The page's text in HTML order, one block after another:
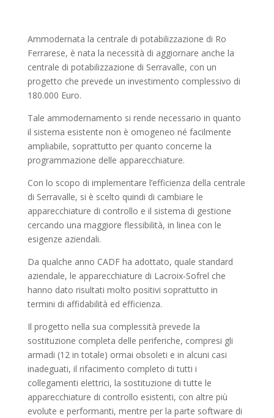
Ammodernata la centrale di potabilizzazione di Ro
Ferrarese, è nata la necessità di aggiornare anche la
centrale di potabilizzazione di Serravalle, con un
progetto che prevede un investimento complessivo di
180.000 Euro.
Tale ammodernamento si rende necessario in quanto
il sistema esistente non è omogeneo né facilmente
ampliabile, soprattutto per quanto concerne la
programmazione delle apparecchiature.
Con lo scopo di implementare l’efficienza della centrale
di Serravalle, si è scelto quindi di cambiare le
apparecchiature di controllo e il sistema di gestione
cercando una maggiore flessibilità, in linea con le
esigenze aziendali.
Da qualche anno CADF ha adottato, quale standard
aziendale, le apparecchiature di Lacroix-Sofrel che
hanno dato risultati molto positivi soprattutto in
termini di affidabilità ed efficienza.
Il progetto nella sua complessità prevede la
sostituzione completa delle periferiche, compresi gli
armadi (12 in totale) ormai obsoleti e in alcuni casi
inadeguati, il rifacimento completo di tutti i
collegamenti elettrici, la sostituzione di tutte le
apparecchiature di controllo esistenti, con altre più
evolute e performanti, mentre per la parte software di